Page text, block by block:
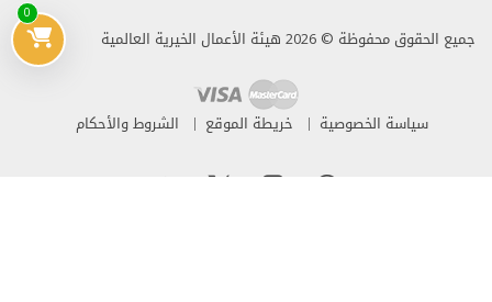
0
جميع الحقوق محفوظة © 2026 هيئة الأعمال الخيرية العالمية
سياسة الخصوصية خريطة الموقع الشروط والأحكام